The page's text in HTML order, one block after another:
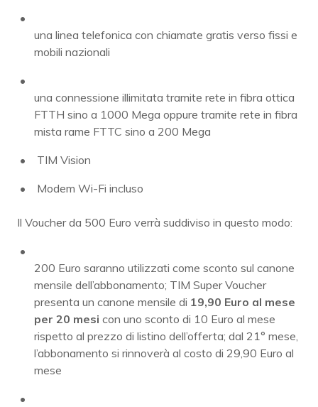
una linea telefonica con chiamate gratis verso fissi e
mobili nazionali
una connessione illimitata tramite rete in fibra ottica
FTTH sino a 1000 Mega oppure tramite rete in fibra
mista rame FTTC sino a 200 Mega
TIM Vision
Modem Wi-Fi incluso
Il Voucher da 500 Euro verrà suddiviso in questo modo:
200 Euro saranno utilizzati come sconto sul canone
mensile dell’abbonamento; TIM Super Voucher
presenta un canone mensile di 19,90 Euro al mese
per 20 mesi con uno sconto di 10 Euro al mese
rispetto al prezzo di listino dell’offerta; dal 21° mese,
l’abbonamento si rinnoverà al costo di 29,90 Euro al
mese